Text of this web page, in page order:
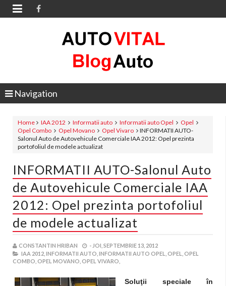

Navigation
Home IAA 2012 Informatii auto Informatii auto Opel
Opel
Opel Combo
Opel Movano Opel Vivaro
INFORMATII AUTO-
Salonul Auto de Autovehicule Comerciale IAA 2012: Opel prezinta
portofoliul de modele actualizat
INFORMATII AUTO-Salonul Auto
de Autovehicule Comerciale IAA
2012: Opel prezinta portofoliul
de modele actualizat
CONSTANTIN HRIBAN - JOI, SEPTEMBRIE 13, 2012
IAA 2012, INFORMATII AUTO, INFORMATII AUTO OPEL, OPEL, OPEL
COMBO, OPEL MOVANO, OPEL VIVARO,
Soluţii speciale în